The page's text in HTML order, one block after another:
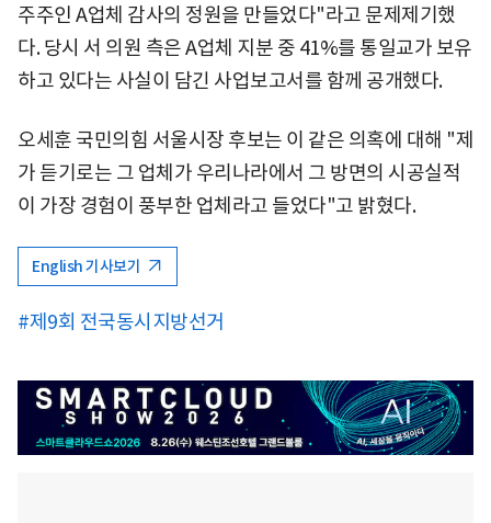
주주인 A업체 감사의 정원을 만들었다"라고 문제제기했
다. 당시 서 의원 측은 A업체 지분 중 41%를 통일교가 보유
하고 있다는 사실이 담긴 사업보고서를 함께 공개했다.
오세훈 국민의힘 서울시장 후보는 이 같은 의혹에 대해 "제
가 듣기로는 그 업체가 우리나라에서 그 방면의 시공실적
이 가장 경험이 풍부한 업체라고 들었다"고 밝혔다.
English 기사보기
#제9회 전국동시지방선거